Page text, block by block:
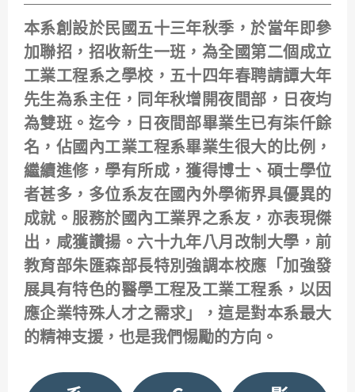
本系創設於民國五十三年秋季，於當年即參
加聯招，招收新生一班，為全國第二個成立
工業工程系之學校，五十四年春聘請譚大年
先生為系主任，同年秋增開夜間部，日夜均
為雙班。迄今，日夜間部畢業生已有柒仟餘
名，佔國內工業工程系畢業生很大的比例，
繼續進修，學有所成，獲得博士、碩士學位
者甚多，多位系友在國內外學術界具優異的
成就。服務於國內工業界之系友，亦表現傑
出，咸獲讚揚。六十九年八月改制大學，前
教育部朱匯森部長特別強調本校應「加強發
展具有特色的醫學工程及工業工程系，以因
應企業特殊人才之需求」，這是對本系最大
的精神支援，也是我們惕勵的方向。